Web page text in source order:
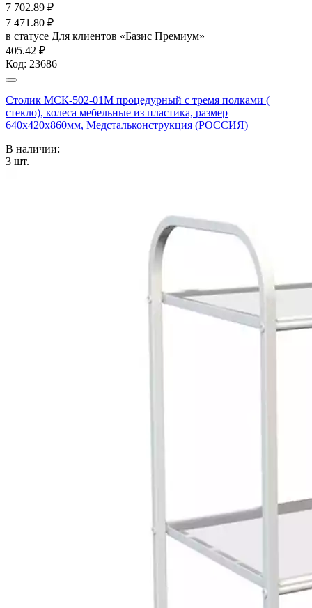
7 702.89 ₽
7 471.80 ₽
в статусе Для клиентов «Базис Премиум»
405.42 ₽
Код: 23686
Столик МСК-502-01М процедурный с тремя полками (
стекло), колеса мебельные из пластика, размер
640х420х860мм, Медстальконструкция (РОССИЯ)
В наличии:
3 шт.